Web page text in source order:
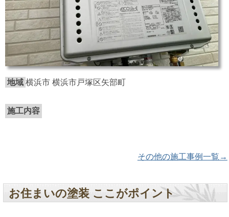
地域 横浜市 横浜市戸塚区矢部町
施工内容
その他の施工事例一覧→
お住まいの塗装 ここがポイント